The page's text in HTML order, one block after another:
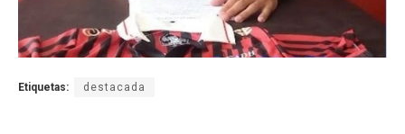
Etiquetas: destacada